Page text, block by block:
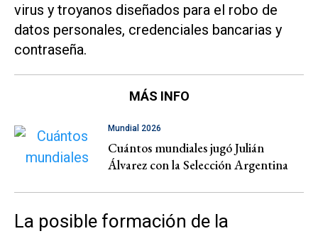
virus y troyanos diseñados para el robo de
datos personales, credenciales bancarias y
contraseña.
MÁS INFO
Mundial 2026
Cuántos mundiales jugó Julián
Álvarez con la Selección Argentina
La posible formación de la